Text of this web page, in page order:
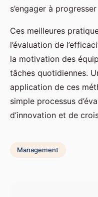
s’engager à
Ces meilleures
l’évaluation de
la motivation des
tâches quotidiennes.
application de ces
simple processus
d’innovation et de
Management